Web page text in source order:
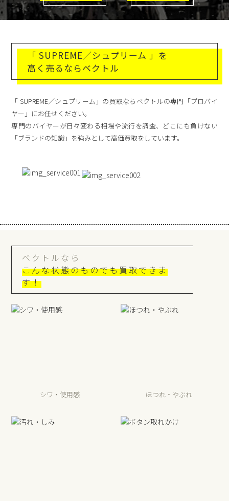
「 SUPREME／シュプリーム 」を
高く売るならベクトル
「 SUPREME／シュプリーム」の買取ならベクトルの専門「プロバイ
ヤー」にお任せください。
専門のバイヤーが日々変わる相場や流行を調査、どこにも負けない
「ブランドの知識」を強みとして高価買取をしています。
ベクトルなら
こんな状態のものでも買取できま
す！
シワ・使用感 ほつれ・やぶれ